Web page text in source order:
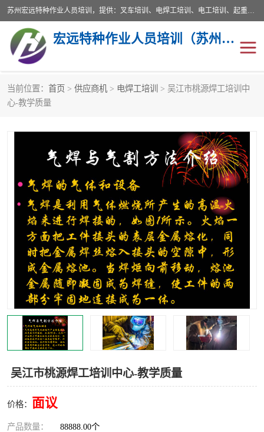
苏州宏远特种作业人员培训，提供：叉车培训、电焊工培训、电工培训、起重机培训、电梯培训、登高培训等服务苏州本地培训服务。始终坚持“以人为本，质量立校”的办学思想，以培养社会应用型人才为己任，明码收费，诚实守信，中途不收任何费用。随到随学，学会为止，一期未学会者免费再学，直到学会为止。
宏远特种作业人员培训（苏州）有限公司
当前位置： 首页 > 供应商机 > 电焊工培训
> 吴江市桃源焊工培训中
心-教学质量
吴江市桃源焊工培训中心-教学质量
价格： 面议
产品数量： 88888.00个
叉车培训
电工培训 起重机培训
电梯培训 登高培训
叉车上牌出租 叉车培训机构
叉车工培训学校 叉车技能培训
学叉车培训技巧 专业叉车培训
叉车培训中心 叉车操作证培训复审
叉车司机培训 焊工培训
行车起重机培训 登高证培训